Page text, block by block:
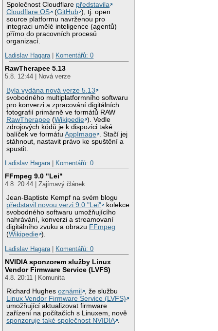
Společnost Cloudflare představila
Cloudflare OS
(GitHub ), tj. open
source platformu navrženou pro
integraci umělé inteligence (agentů)
přímo do pracovních procesů
organizací.
Ladislav Hagara| Komentářů: 0
RawTherapee 5.13
5.8. 12:44 | Nová verze
Byla vydána nová verze 5.13
svobodného multiplatformního softwaru
pro konverzi a zpracování digitálních
fotografií primárně ve formátů RAW
RawTherapee (Wikipedie ). Vedle
zdrojových kódů je k dispozici také
balíček ve formátuAppImage
. Stačí jej
stáhnout, nastavit právo ke spuštění a
spustit.
Ladislav Hagara| Komentářů: 0
FFmpeg 9.0 "Lei"
4.8. 20:44 | Zajímavý článek
Jean-Baptiste Kempf na svém blogu
představil novou verzi 9.0 "Lei"
kolekce
svobodného softwaru umožňujícího
nahrávání, konverzi a streamovaní
digitálního zvuku a obrazu FFmpeg
(Wikipedie ).
Ladislav Hagara| Komentářů: 0
NVIDIA sponzorem služby Linux
Vendor Firmware Service (LVFS)
4.8. 20:11 | Komunita
Richard Hughesoznámil
, že službu
Linux Vendor Firmware Service (LVFS)
umožňující aktualizovat firmware
zařízení na počítačích s Linuxem, nově
sponzoruje také společnost NVIDIA .